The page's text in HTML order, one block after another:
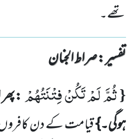
تھے۔
تفسیر : ‎صراط الجنان
{ثُمَّ لَمْ تَكُنْ فِتْنَتُهُمْ
ہوگی۔}قیامت کے دن